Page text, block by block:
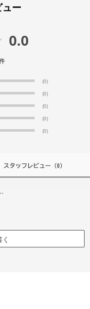
ー
0.0
(0)
(0)
(0)
(0)
(0)
スタッフレビュー（0）